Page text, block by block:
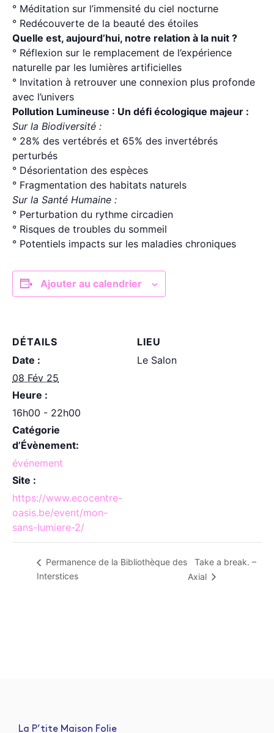
° Méditation sur l’immensité du ciel nocturne
° Redécouverte de la beauté des étoiles
Quelle est, aujourd’hui, notre relation à la nuit ?
° Réflexion sur le remplacement de l’expérience
naturelle par les lumières artificielles
° Invitation à retrouver une connexion plus profonde
avec l’univers
Pollution Lumineuse : Un défi écologique majeur :
Sur la Biodiversité :
° 28% des vertébrés et 65% des invertébrés
perturbés
° Désorientation des espèces
° Fragmentation des habitats naturels
Sur la Santé Humaine :
° Perturbation du rythme circadien
° Risques de troubles du sommeil
° Potentiels impacts sur les maladies chroniques
Ajouter au calendrier
DÉTAILS
Date :
08 Fév 25
Heure :
16h00 - 22h00
Catégorie
d’Évènement:
événement
Site :
https://www.ecocentre-
oasis.be/event/mon-
sans-lumiere-2/
LIEU
Le Salon
Permanence de la Bibliothèque des
Interstices
Take a break. –
Axial
La P’tite Maison Folie